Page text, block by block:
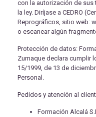
con la autorización de
la ley. Diríjase a CEDRO
Reprográficos, sitio web:
o escanear algún
Protección de datos:
Zumaque declara cumplir
15/1999, de 13 de
Personal.
Pedidos y atención al
Formación Alcalá